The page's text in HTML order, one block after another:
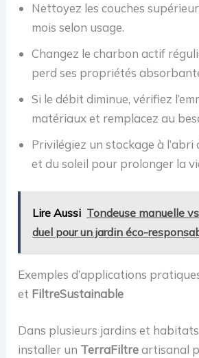
Nettoyez les couches
mois selon usage.
Changez le charbon actif
perd ses propriétés
Si le débit diminue, vérifiez
matériaux et remplacez au
Privilégiez un stockage à l’abri
et du soleil pour prolonger la
Lire Aussi Tondeuse manuelle
duel pour un jardin éco-
Exemples d’applications
et FiltreSustainable
Dans plusieurs jardins et
installer un TerraFiltreartisanal